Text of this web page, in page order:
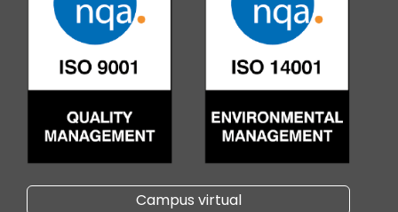
Campus virtual